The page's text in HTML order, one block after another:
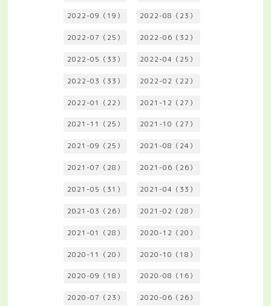
2022-09（19） 2022-08（23）
2022-07（25） 2022-06（32）
2022-05（33） 2022-04（25）
2022-03（33） 2022-02（22）
2022-01（22） 2021-12（27）
2021-11（25） 2021-10（27）
2021-09（25） 2021-08（24）
2021-07（28） 2021-06（26）
2021-05（31） 2021-04（33）
2021-03（26） 2021-02（28）
2021-01（28） 2020-12（20）
2020-11（20） 2020-10（18）
2020-09（18） 2020-08（16）
2020-07（23） 2020-06（26）